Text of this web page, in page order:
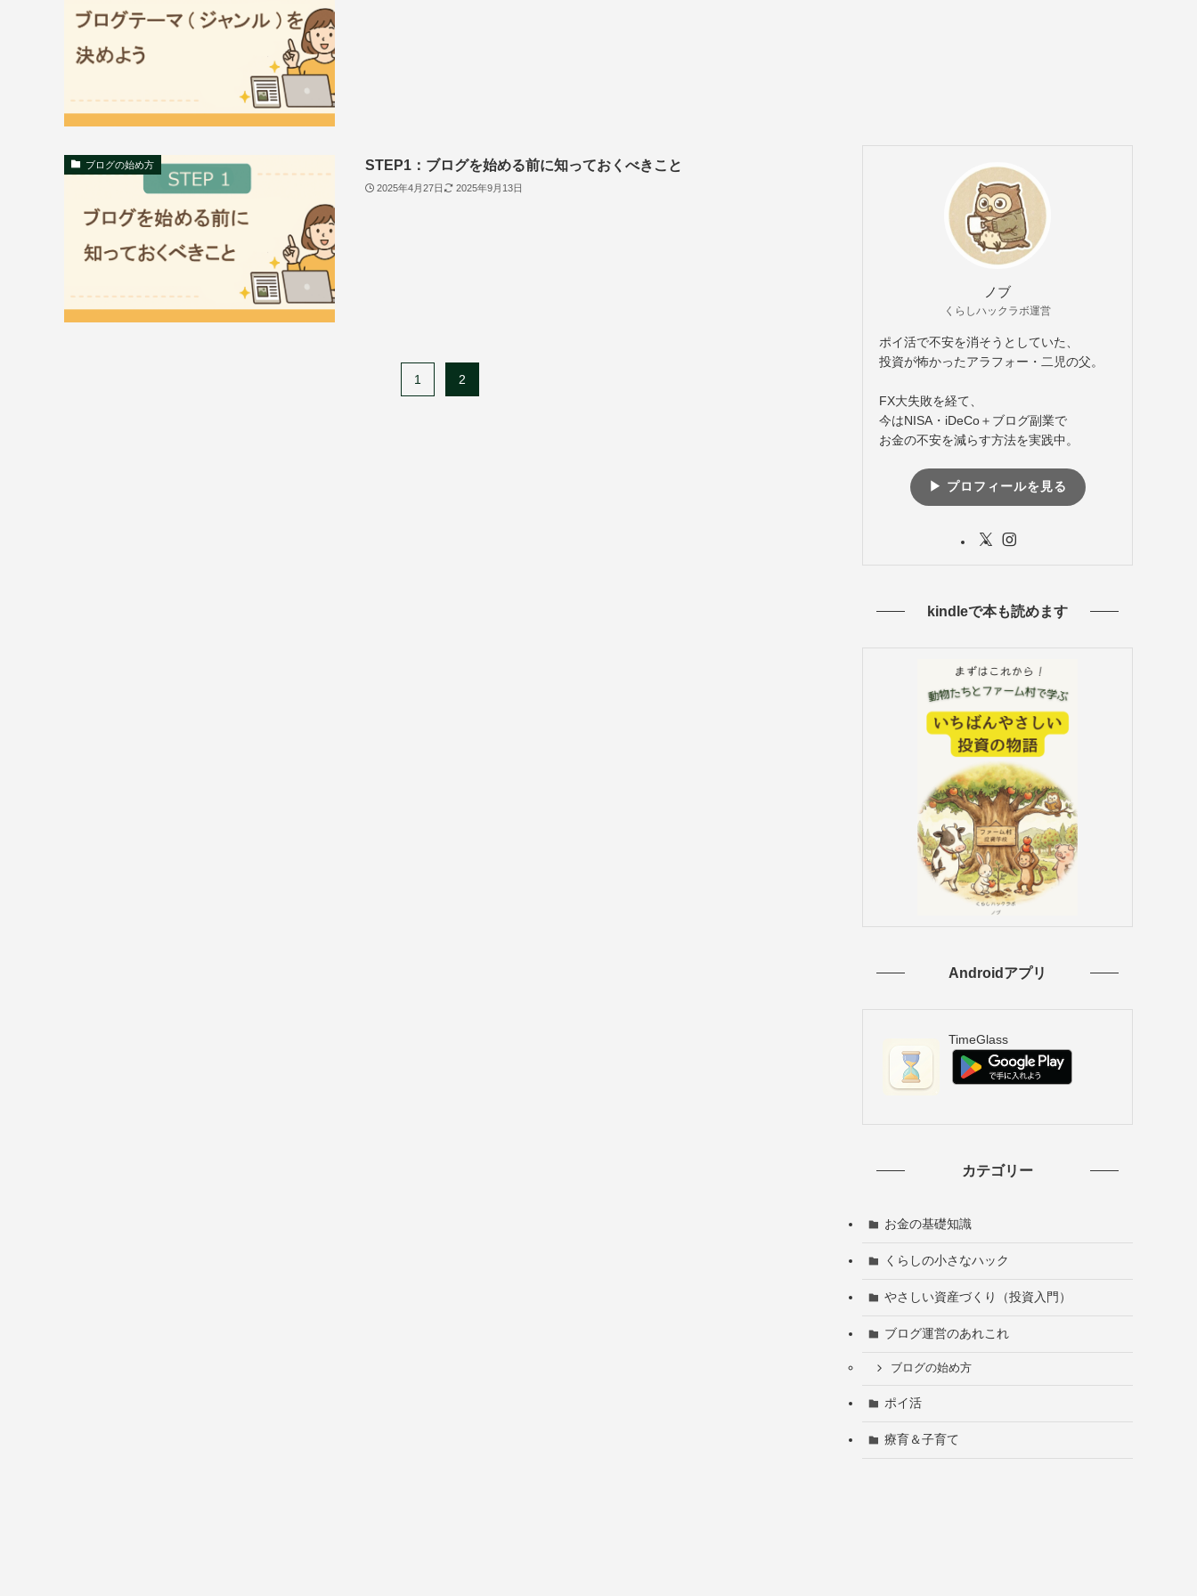
ブログの始め方 STEP1：ブログを始める前に知っておくべきこと
2025年4月27日 2025年9月13日
1 2
ノブ
くらしハックラボ運営
ポイ活で不安を消そうとしていた、
投資が怖かったアラフォー・二児の父。
FX大失敗を経て、
今はNISA・iDeCo＋ブログ副業で
お金の不安を減らす方法を実践中。
▶︎ プロフィールを見る
kindleで本も読めます
Androidアプリ
TimeGlass
カテゴリー
お金の基礎知識
くらしの小さなハック
やさしい資産づくり（投資入門）
ブログ運営のあれこれ
ブログの始め方
ポイ活
療育＆子育て